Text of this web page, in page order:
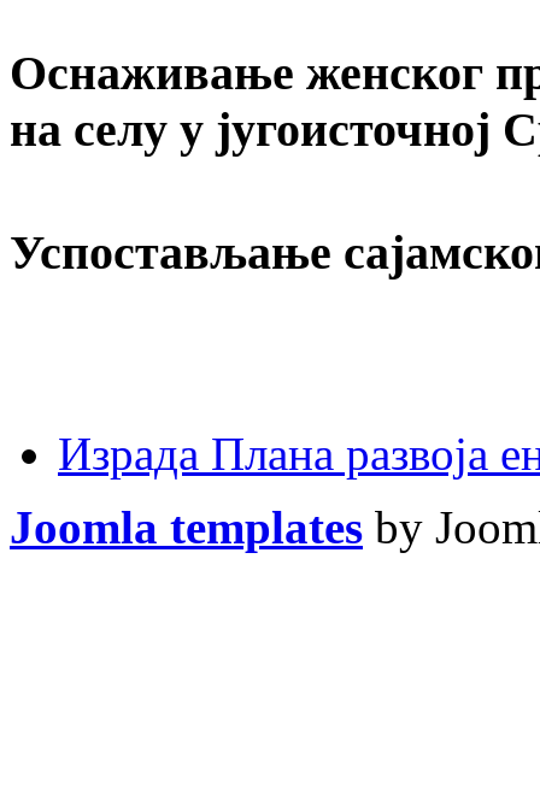
Оснаживање женског
на селу у југоисточној
Успостављање
Израда Плана развоја
Joomla templates by